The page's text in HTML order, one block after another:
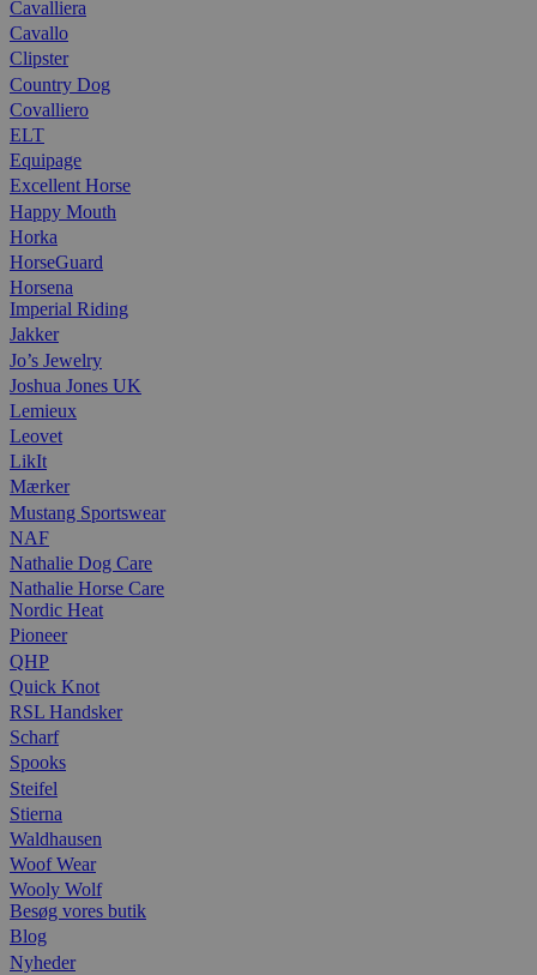
Cavalliera
Cavallo
Clipster
Country Dog
Covalliero
ELT
Equipage
Excellent Horse
Happy Mouth
Horka
HorseGuard
Horsena
Imperial Riding
Jakker
Jo’s Jewelry
Joshua Jones UK
Lemieux
Leovet
LikIt
Mærker
Mustang Sportswear
NAF
Nathalie Dog Care
Nathalie Horse Care
Nordic Heat
Pioneer
QHP
Quick Knot
RSL Handsker
Scharf
Spooks
Steifel
Stierna
Waldhausen
Woof Wear
Wooly Wolf
Besøg vores butik
Blog
Nyheder